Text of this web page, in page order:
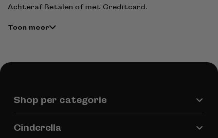
Achteraf Betalen of met Creditcard.
Toon meer
Shop per categorie
Cinderella